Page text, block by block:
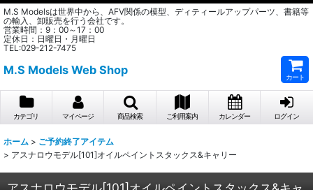
M.S Modelsは世界中から、AFV関係の模型、ディティールアップパーツ、書籍等
の輸入、卸販売を行う会社です。
営業時間：9：00～17：00
定休日：日曜日・月曜日
TEL:029-212-7475
M.S Models Web Shop
カート
カテゴリ マイページ 商品検索 ご利用案内 カレンダー ログイン
ホーム > ご予約終了アイテム
> アスナロウモデル[101]オイルペイントスタックス&キャリー